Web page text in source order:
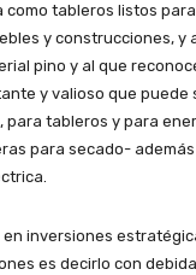
tableros listos
y construcciones, y
pino y al que
y valioso que puede
para tableros y para
para secado-
en inversiones
es decirlo con